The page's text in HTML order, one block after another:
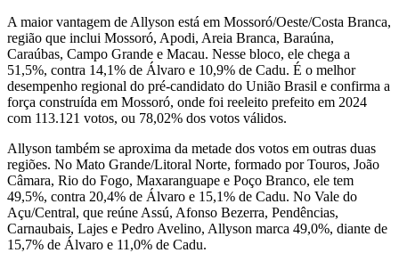
A maior vantagem de Allyson está em Mossoró/Oeste/Costa Branca,
região que inclui Mossoró, Apodi, Areia Branca, Baraúna,
Caraúbas, Campo Grande e Macau. Nesse bloco, ele chega a
51,5%, contra 14,1% de Álvaro e 10,9% de Cadu. É o melhor
desempenho regional do pré-candidato do União Brasil e confirma a
força construída em Mossoró, onde foi reeleito prefeito em 2024
com 113.121 votos, ou 78,02% dos votos válidos.
Allyson também se aproxima da metade dos votos em outras duas
regiões. No Mato Grande/Litoral Norte, formado por Touros, João
Câmara, Rio do Fogo, Maxaranguape e Poço Branco, ele tem
49,5%, contra 20,4% de Álvaro e 15,1% de Cadu. No Vale do
Açu/Central, que reúne Assú, Afonso Bezerra, Pendências,
Carnaubais, Lajes e Pedro Avelino, Allyson marca 49,0%, diante de
15,7% de Álvaro e 11,0% de Cadu.